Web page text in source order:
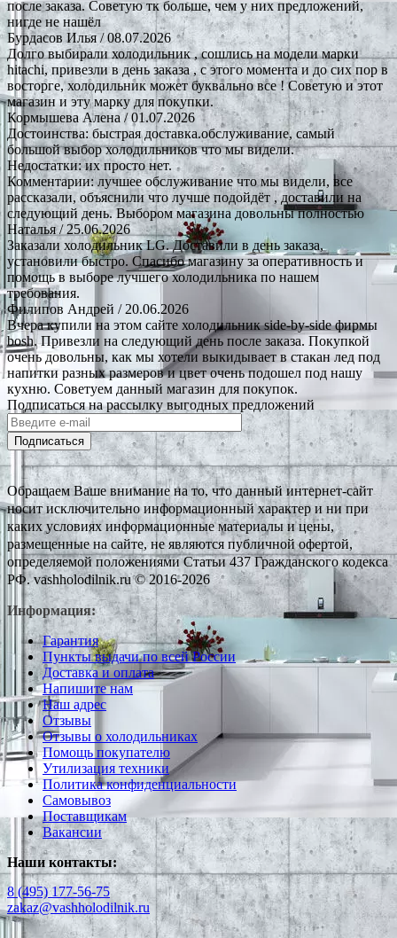
после заказа. Советую тк больше, чем у них предложений,
нигде не нашёл
Бурдасов Илья/ 08.07.2026
Долго выбирали холодильник , сошлись на модели марки
hitachi, привезли в день заказа , с этого момента и до сих пор в
восторге, холодильник может буквально все ! Советую и этот
магазин и эту марку для покупки.
Кормышева Алена / 01.07.2026
Достоинства: быстрая доставка.обслуживание, самый
большой выбор холодильников что мы видели.
Недостатки: их просто нет.
Комментарии: лучшее обслуживание что мы видели, все
рассказали, объяснили что лучше подойдёт , доставили на
следующий день. Выбором магазина довольны полностью
Наталья/ 25.06.2026
Заказали холодильник LG. Доставили в день заказа,
установили быстро. Спасибо магазину за оперативность и
помощь в выборе лучшего холодильника по нашем
требования.
Филипов Андрей / 20.06.2026
Вчера купили на этом сайте холодильник side-by-side фирмы
bosh. Привезли на следующий день после заказа. Покупкой
очень довольны, как мы хотели выкидывает в стакан лед под
напитки разных размеров и цвет очень подошел под нашу
кухню. Советуем данный магазин для покупок.
Подписаться на рассылку выгодных предложений
Подписаться
Обращаем Ваше внимание на то, что данный интернет-сайт
носит исключительно информационный характер и ни при
каких условиях информационные материалы и цены,
размещенные на сайте, не являются публичной офертой,
определяемой положениями Статьи 437 Гражданского кодекса
РФ. vashholodilnik.ru © 2016-2026
Информация:
Гарантия
Пункты выдачи по всей России
Доставка и оплата
Напишите нам
Наш адрес
Отзывы
Отзывы о холодильниках
Помощь покупателю
Утилизация техники
Политика конфиденциальности
Самовывоз
Поставщикам
Вакансии
Наши контакты:
8 (495) 177-56-75
zakaz@vashholodilnik.ru